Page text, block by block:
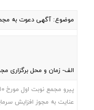
موضوع: آگهی دعوت به
الف- زمان و محل برگزاری